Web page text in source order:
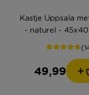
Kastje Uppsala met roldeur
- naturel -
49,99